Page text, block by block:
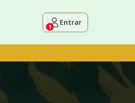
1 Entrar